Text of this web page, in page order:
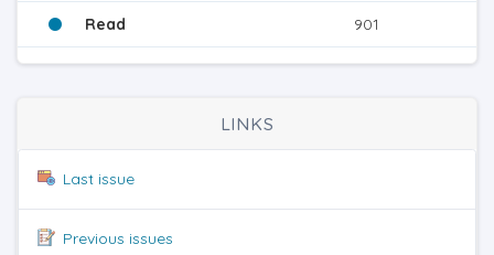
Read 901
LINKS
Last issue
Previous issues